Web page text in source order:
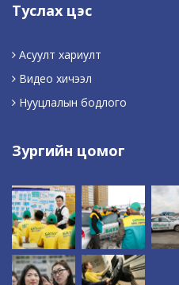
Туслах цэс
Асуулт хариулт
Видео хичээл
Нууцлалын бодлого
Зургийн цомог